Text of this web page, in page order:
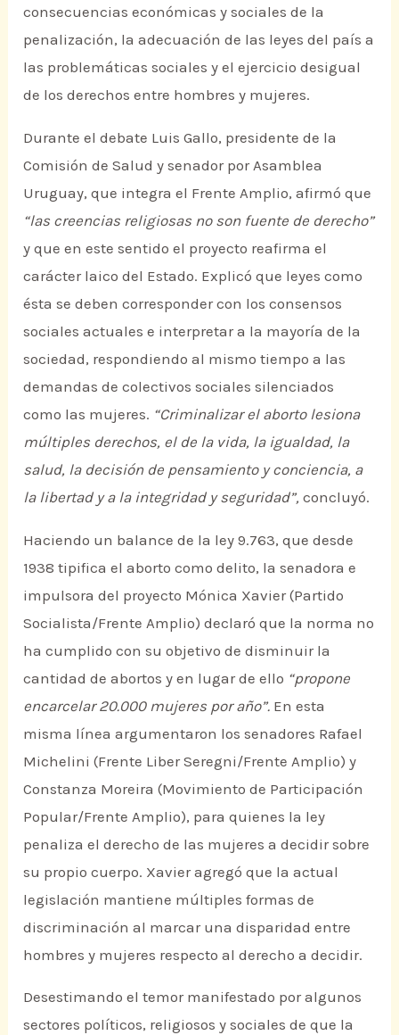
consecuencias económicas y sociales de la
penalización, la adecuación de las leyes del país a
las problemáticas sociales y el ejercicio desigual
de los derechos entre hombres y mujeres.
Durante el debate Luis Gallo, presidente de la
Comisión de Salud y senador por Asamblea
Uruguay, que integra el Frente Amplio, afirmó que
“las creencias religiosas no son fuente de derecho”
y que en este sentido el proyecto reafirma el
carácter laico del Estado. Explicó que leyes como
ésta se deben corresponder con los consensos
sociales actuales e interpretar a la mayoría de la
sociedad, respondiendo al mismo tiempo a las
demandas de colectivos sociales silenciados
como las mujeres. “Criminalizar el aborto lesiona
múltiples derechos, el de la vida, la igualdad, la
salud, la decisión de pensamiento y conciencia, a
la libertad y a la integridad y seguridad”, concluyó.
Haciendo un balance de la ley 9.763, que desde
1938 tipifica el aborto como delito, la senadora e
impulsora del proyecto Mónica Xavier (Partido
Socialista/Frente Amplio) declaró que la norma no
ha cumplido con su objetivo de disminuir la
cantidad de abortos y en lugar de ello “propone
encarcelar 20.000 mujeres por año”. En esta
misma línea argumentaron los senadores Rafael
Michelini (Frente Liber Seregni/Frente Amplio) y
Constanza Moreira (Movimiento de Participación
Popular/Frente Amplio), para quienes la ley
penaliza el derecho de las mujeres a decidir sobre
su propio cuerpo. Xavier agregó que la actual
legislación mantiene múltiples formas de
discriminación al marcar una disparidad entre
hombres y mujeres respecto al derecho a decidir.
Desestimando el temor manifestado por algunos
sectores políticos, religiosos y sociales de que la